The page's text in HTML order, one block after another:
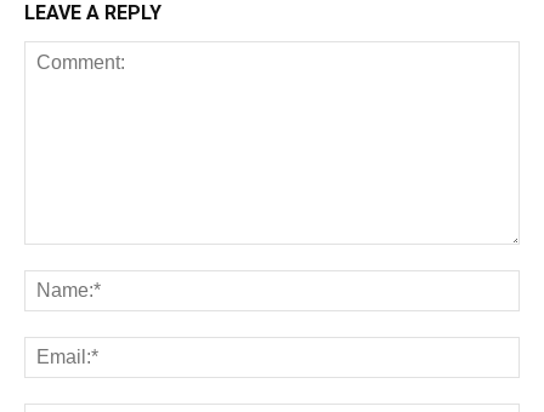
LEAVE A REPLY